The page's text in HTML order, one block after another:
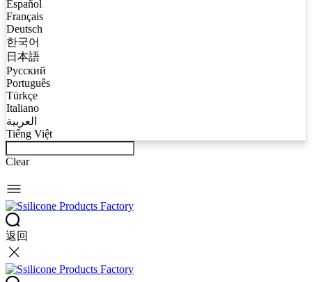
Español
Français
Deutsch
한국어
日本語
Русский
Português
Türkçe
Italiano
العربية
Tiếng Việt
Clear
返回